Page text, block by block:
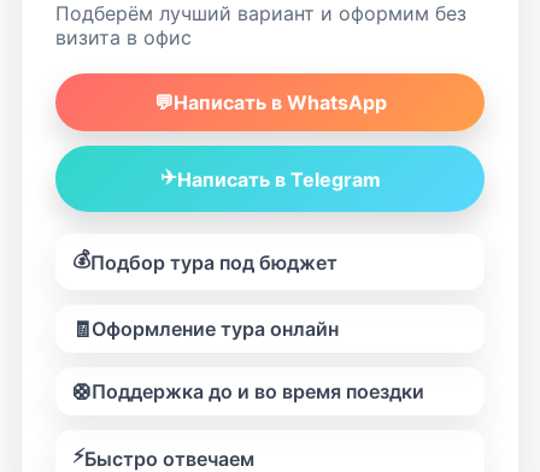
Подберём лучший вариант и оформим без
визита в офис
💬Написать в WhatsApp
✈️Написать в Telegram
💰Подбор тура под бюджет
🧾Оформление тура онлайн
🛟Поддержка до и во время поездки
⚡Быстро отвечаем